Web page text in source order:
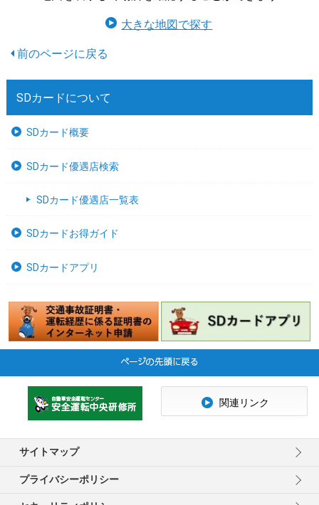
大きな地図で探す
SDカードについて
SDカード概要
SDカード優遇店検索
SDカード優遇店一覧表
SDカードお得ガイド
SDカードアプリ
サイトマップ
プライバシーポリシー
関連リンク